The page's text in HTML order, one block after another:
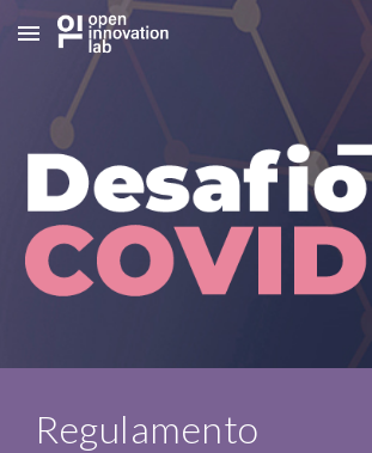
Skip to main content
Regulamento